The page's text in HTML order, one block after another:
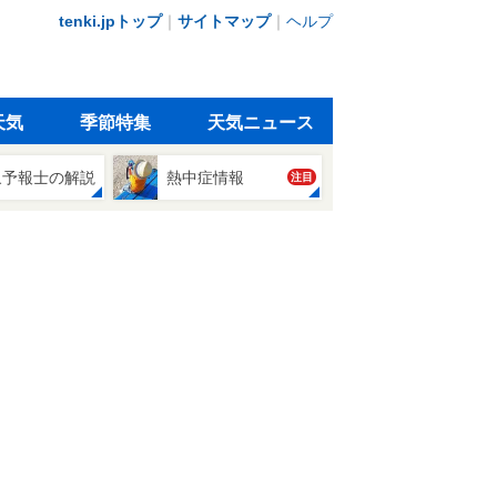
tenki.jpトップ｜ サイトマップ｜ ヘルプ
気 季節特集 天気ニュース
報士の解説 熱中症情報 注目